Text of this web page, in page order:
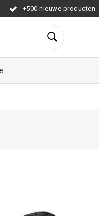
+500 nieuwe producten